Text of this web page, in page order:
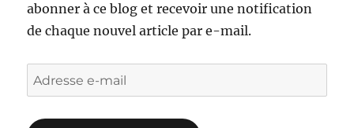
abonner à ce blog et recevoir une notification
de chaque nouvel article par e-mail.
Adresse
e-
mail